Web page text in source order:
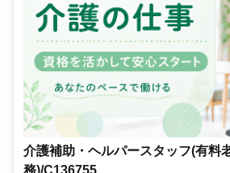
介護補助・ヘルパースタッフ(有料
務)/C136755